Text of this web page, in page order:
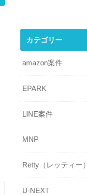
カテゴリー
amazon案件
EPARK
LINE案件
MNP
Retty（レッティー）
U-NEXT